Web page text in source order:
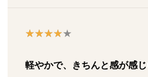
軽やかで、きちんと感が感じ